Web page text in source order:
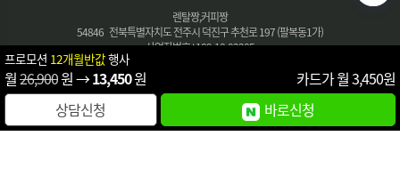
렌탈짱,커피짱
54846 전북특별자치도 전주시 덕진구 추천로 197 (팔복동1가)
사업자번호 : 189-18-02285
통신판매번호 : 제 2024-전주덕진-0593 호
대표번호 :1661-3828
E-MAIL : morce@nate.com
FAX : 063-282-2547
프로모션 12개월반값행사
월26,900원 →13,450원 카드가 월3,450원
상담신청
바로신청